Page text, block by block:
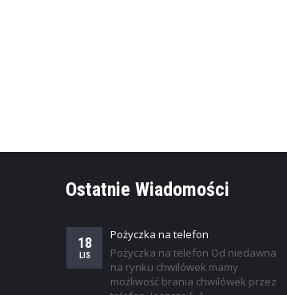
Ostatnie Wiadomości
18
LIS
Pożyczka na telefon
Pożyczka na telefon Od niedawna
na rynku chwilówek mamy
możliwość brania chwilówek przez